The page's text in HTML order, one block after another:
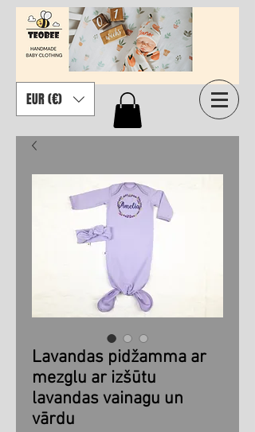
EUR (€)
Lavandas pidžamma ar
mezglu ar izšūtu
lavandas vainagu un
vārdu